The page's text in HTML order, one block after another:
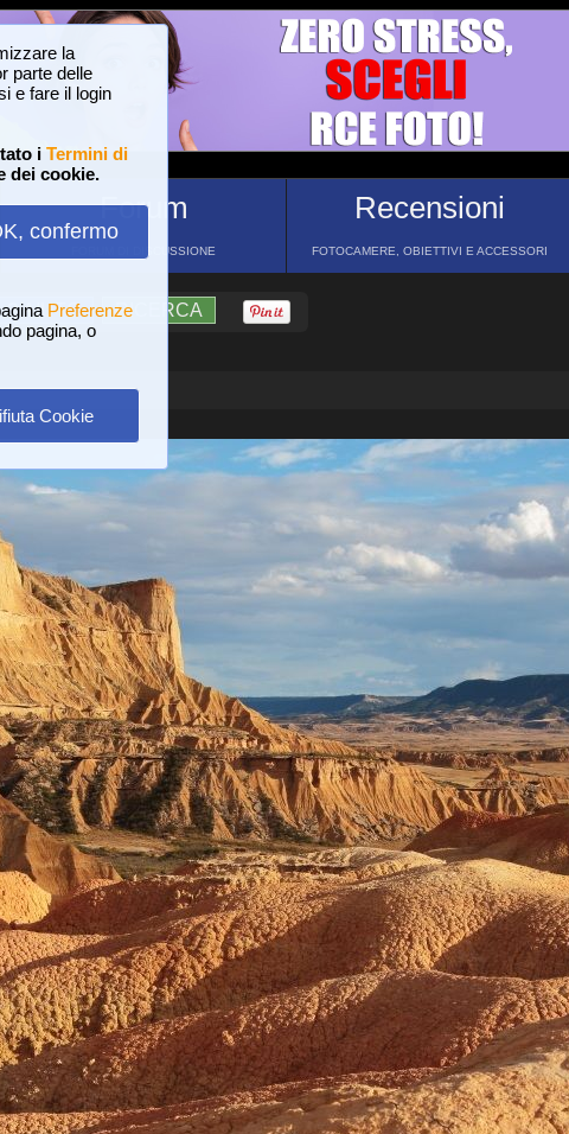
la
parte delle
e fare il login
i Termini di
dei cookie.
confermo
Preferenze
pagina, o
Cookie
Forum
FORUM DI DISCUSSIONE
Recensioni
FOTOCAMERE, OBIETTIVI E ACCESSORI
?AIUTO RICERCA